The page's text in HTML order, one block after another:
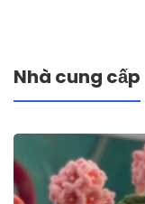
Nhà cung cấp